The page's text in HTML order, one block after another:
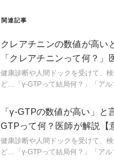
関連記事
クレアチニンの数値が高い
「クレアチニンって何？」
【検査数値】
健康診断や人間ドックを受けて、
ど…「γ-GTPって結局何？」「ア
うで実はよく知らない用語を、医
は「クレアチニン」について。
「γ-GTPの数値が高い」
GTPって何？医師が解説【
査数値】
健康診断や人間ドックを受けて、
ど…「γ-GTPって結局何？」「ア